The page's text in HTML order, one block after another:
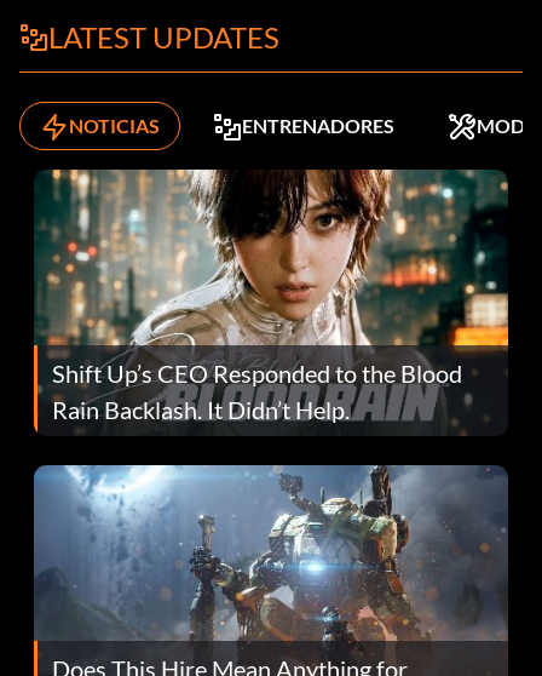
LATEST UPDATES
NOTICIAS ENTRENADORES MODS
Shift Up’s CEO Responded to the Blood
Rain Backlash. It Didn’t Help.
Does This Hire Mean Anything for